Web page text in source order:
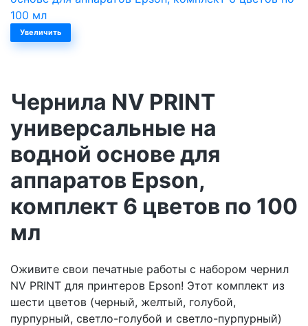
Увеличить
Чернила NV PRINT
универсальные на
водной основе для
аппаратов Epson,
комплект 6 цветов по 100
мл
Оживите свои печатные работы с набором чернил
NV PRINT для принтеров Epson! Этот комплект из
шести цветов (черный, желтый, голубой,
пурпурный, светло-голубой и светло-пурпурный)